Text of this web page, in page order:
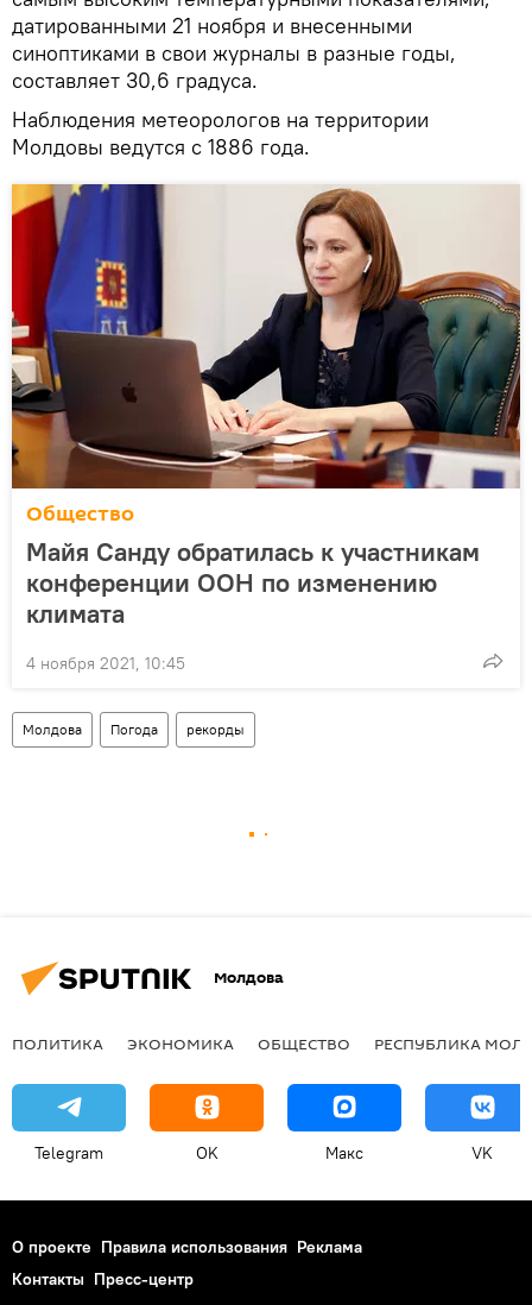
датированными 21 ноября и внесенными
синоптиками в свои журналы в разные годы,
составляет 30,6 градуса.
Наблюдения метеорологов на территории
Молдовы ведутся с 1886 года.
Общество
Майя Санду обратилась к участникам
конференции ООН по изменению
климата
4 ноября 2021, 10:45
Молдова Погода рекорды
Молдова
ПОЛИТИКА ЭКОНОМИКА ОБЩЕСТВО РЕСПУБЛИКА
Telegram OK Макс VK
О проекте Правила использования Реклама
Контакты Пресс-центр